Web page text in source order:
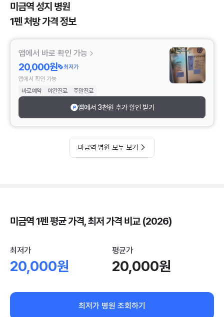
미금역 성지 병원
1펜 처방 가격 정보
앱에서 바로 확인 가능
20,000원
최저가
앱에서 확인 가능
바로예약
야간진료 주말진료
앱에서 3천원 추가 할인 받기
미금역 병원 모두 보기
미금역 1펜 평균 가격, 최저 가격 비교 (2026)
최저가
20,000원
평균가
20,000원
최저가 병원 조회하기